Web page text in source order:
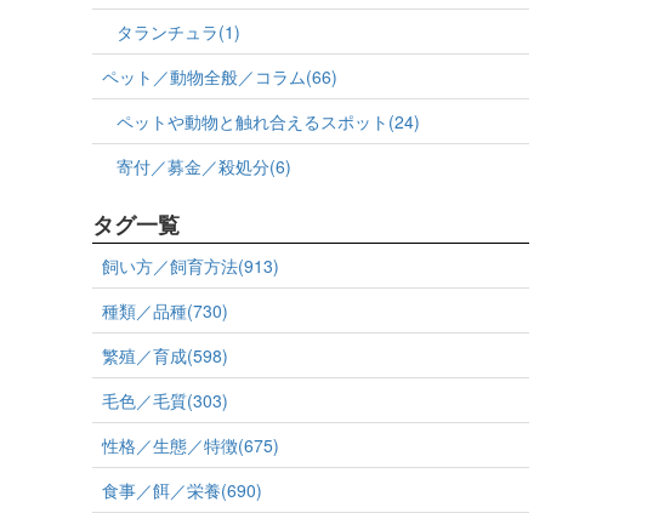
タランチュラ(1)
ペット／動物全般／コラム(66)
ペットや動物と触れ合えるスポット(24)
寄付／募金／殺処分(6)
タグ一覧
飼い方／飼育方法(913)
種類／品種(730)
繁殖／育成(598)
毛色／毛質(303)
性格／生態／特徴(675)
食事／餌／栄養(690)